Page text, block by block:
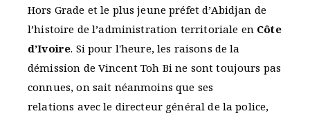
Hors Grade et le plus jeune préfet d’Abidjan de
l’histoire de l’administration territoriale en Côte
d’Ivoire. Si pour l'heure, les raisons de la
démission de Vincent Toh Bi ne sont toujours pas
connues, on sait néanmoins que ses
relations avec le directeur général de la police,